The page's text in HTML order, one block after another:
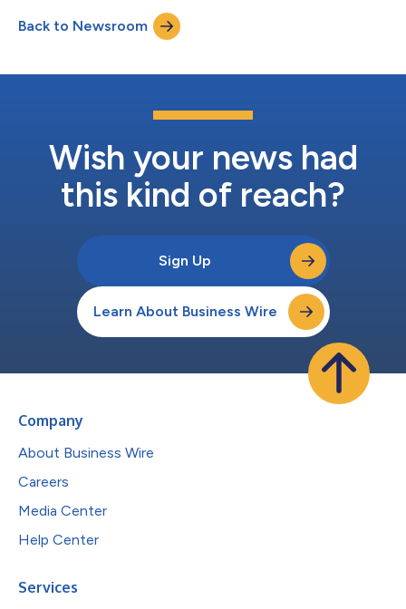
国、各地区和全球的流行和分布情况。 它还协助各国政府和国际
组织监测世界卫生组织（WHO）2030年消除HBV和HCV目标的进
展情况。 此观测计划每年与120个国家的1000多名专家合作，更
他们制定和实施消除计划和战略，为其相关举措提供资金。 CDA
Foundation坚定不移的支持深表感谢。他们在2015年提供的初始
资金推动了Polaris Observato...
Back to Newsroom
Wish your news had
this kind of reach?
Sign Up
Learn About Business Wire
Company
About Business Wire
Careers
Media Center
Help Center
Services